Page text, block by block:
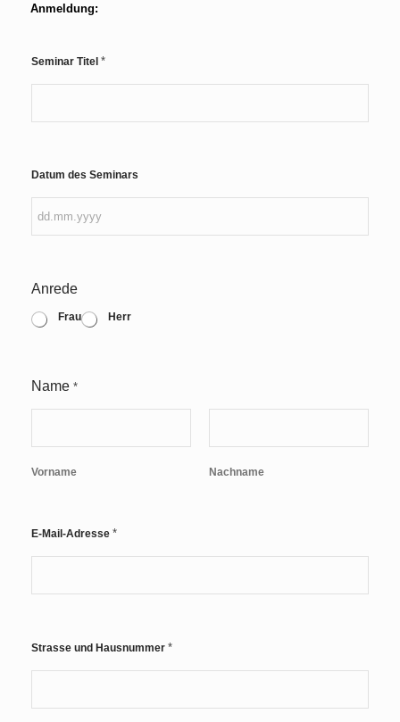
Anmeldung:
Seminar Titel *
Datum des Seminars
Anrede
Frau Herr
Name *
Vorname Nachname
E-Mail-Adresse *
Strasse und Hausnummer *